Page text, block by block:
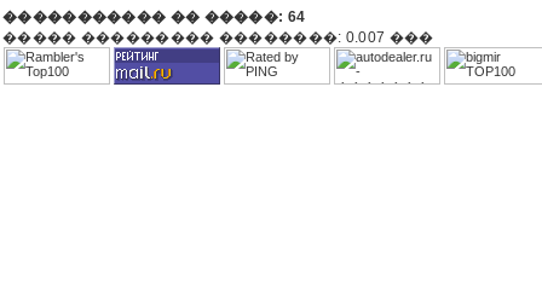
����������� �� �����: 64
����� ��������� ��������: 0.007 ���